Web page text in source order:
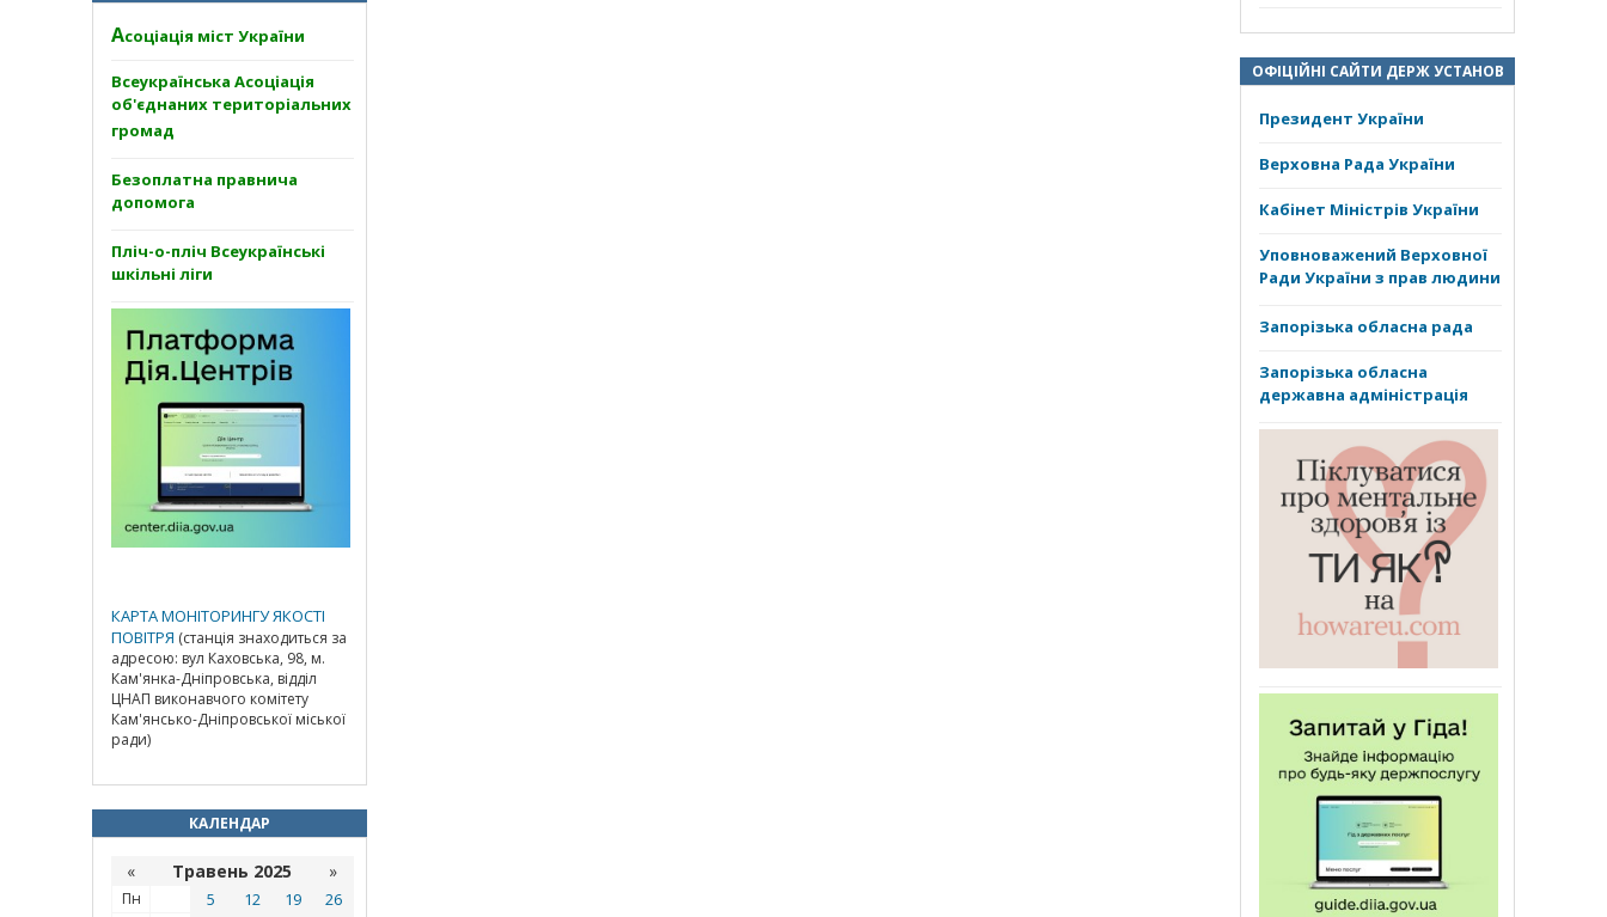
Асоціація міст України
Всеукраїнська Асоціація
об'єднаних територіальних
громад
Безоплатна правнича
допомога
Пліч-о-пліч Всеукраїнські
шкільні ліги
КАРТА МОНІТОРИНГУ ЯКОСТІ
ПОВІТРЯ (станція знаходиться за
адресою: вул Каховська, 98, м.
Кам'янка-Дніпровська, відділ
ЦНАП виконавчого комітету
Кам'янсько-Дніпровської міської
ради)
КАЛЕНДАР
« Травень 2025 »
Пн 5 12 19 26
ОФІЦІЙНІ САЙТИ ДЕРЖ УСТАНОВ
Президент України
Верховна Рада України
Кабінет Міністрів України
Уповноважений Верховної
Ради України з прав людини
Запорізька обласна рада
Запорізька обласна
державна адміністрація